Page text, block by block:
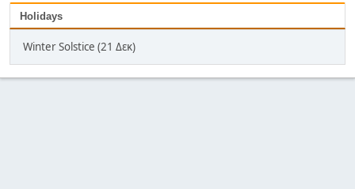
Holidays
Winter Solstice (21 Δεκ)